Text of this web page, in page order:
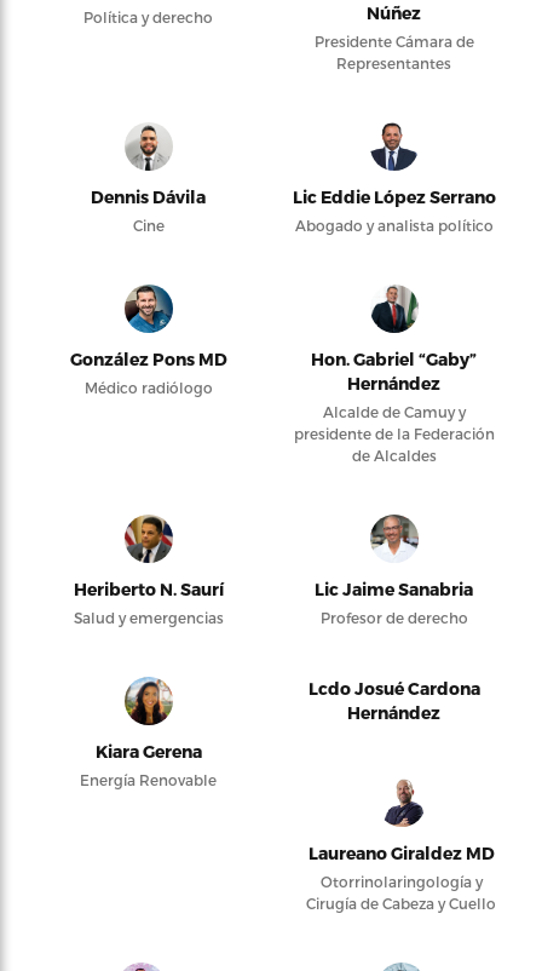
Política y derecho
Núñez
Presidente Cámara de
Representantes
Dennis Dávila
Cine
Lic Eddie López Serrano
Abogado y analista político
González Pons MD
Médico radiólogo
Hon. Gabriel “Gaby”
Hernández
Alcalde de Camuy y
presidente de la Federación
de Alcaldes
Heriberto N. Saurí
Salud y emergencias
Lic Jaime Sanabria
Profesor de derecho
Kiara Gerena
Energía Renovable
Lcdo Josué Cardona
Hernández
Laureano Giraldez MD
Otorrinolaringología y
Cirugía de Cabeza y Cuello